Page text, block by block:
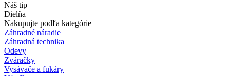
Náš tip
Dielňa
Nakupujte podľa kategórie
Záhradné náradie
Záhradná technika
Odevy
Zváračky
Vysávače a fukáry